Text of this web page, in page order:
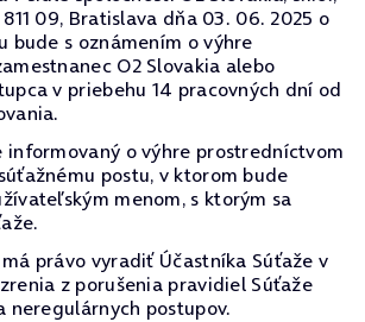
09, Bratislava dňa 03. 06. 2025 o
bude s oznámením o výhre
O2 Slovakia alebo
v priebehu 14 pracovných dní od
informovaný o výhre prostredníctvom
postu, v ktorom bude
menom, s ktorým sa
právo vyradiť Účastníka Súťaže v
z porušenia pravidiel Súťaže
neregulárnych postupov.